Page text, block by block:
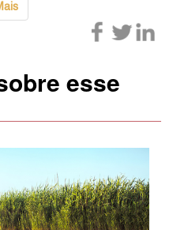
esse